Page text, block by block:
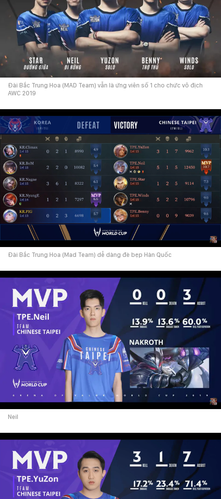
Đài Bắc Trung Hoa (MAD Team) vẫn là ứng viên số 1 cho chức vô địch
AWC 2019
Đài Bắc Trung Hoa (Mad Team) dễ dàng đè bẹp Hàn Quốc
Neil